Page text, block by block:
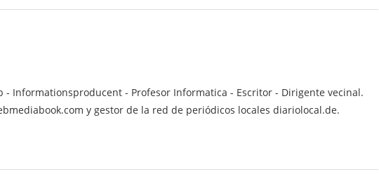
- Informationsproducent - Profesor Informatica - Escritor - Dirigente vecinal.
y gestor de la red de periódicos locales diariolocal.de.